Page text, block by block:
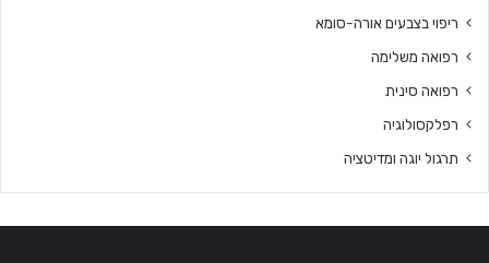
ריפוי בצבעים אורה-סומא
רפואה משלימה
רפואה סינית
רפלקסולוגיה
תרגול יוגה ומדיטציה